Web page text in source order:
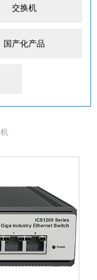
交换机
国产化产品